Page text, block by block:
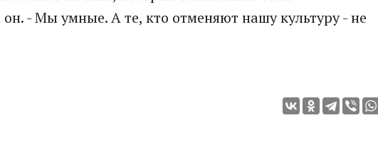
- Мы умные. А те, кто отменяют нашу культуру - не